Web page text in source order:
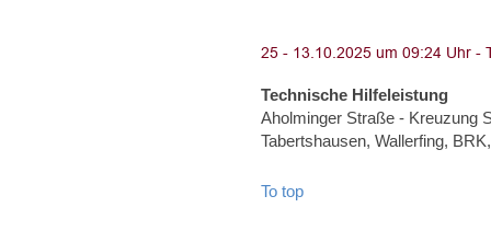
Technische Hilfeleistung
Aholminger Straße - Kreuzung
Tabertshausen, Wallerfing,
To top